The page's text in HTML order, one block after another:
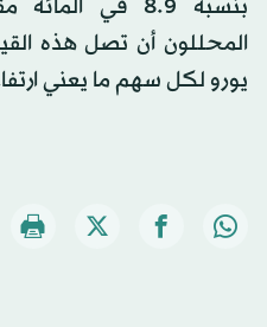
يورو لكل سهم ما يعني